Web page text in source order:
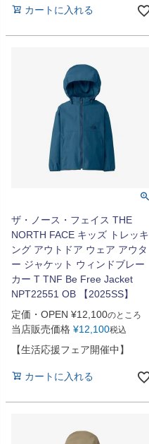
カートに入れる
ザ・ノース・フェイス THE
NORTH FACE キッズ トレッキ
ング アウトドア ウェア アウタ
ー ジャケット ウィンドブレー
カー T TNF Be Free Jacket
NPT22551 OB 【2025SS】
定価・OPEN ¥12,100のところ
当店販売価格 ¥12,100税込
【生活応援フェア開催中】
カートに入れる